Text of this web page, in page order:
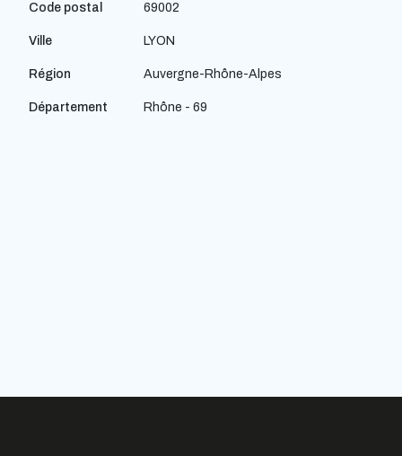
Code postal 69002
Ville LYON
Région Auvergne-Rhône-Alpes
Département Rhône - 69